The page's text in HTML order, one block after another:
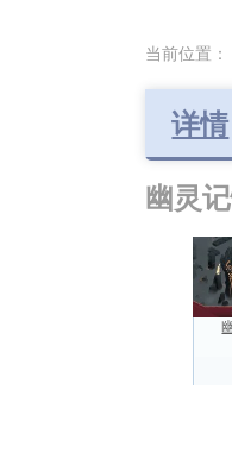
当前位置：
详情
幽灵